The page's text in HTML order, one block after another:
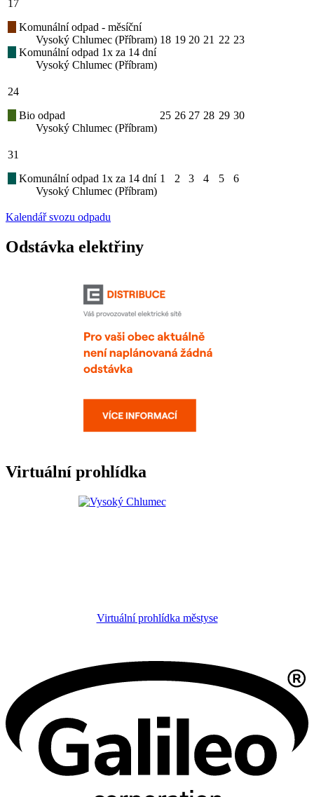
17
Komunální odpad - měsíční
Vysoký Chlumec (Příbram)
Komunální odpad 1x za 14 dní
Vysoký Chlumec (Příbram)
18 19 20 21 22 23
24
Bio odpad
Vysoký Chlumec (Příbram)
25 26 27 28 29 30
31
Komunální odpad 1x za 14 dní
Vysoký Chlumec (Příbram)
1 2 3 4 5 6
Kalendář svozu odpadu
Odstávka elektřiny
Virtuální prohlídka
Virtuální prohlídka městyse